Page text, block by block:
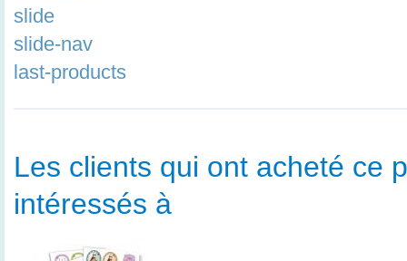
slide
slide-nav
last-products
Les clients qui ont acheté ce
intéressés à